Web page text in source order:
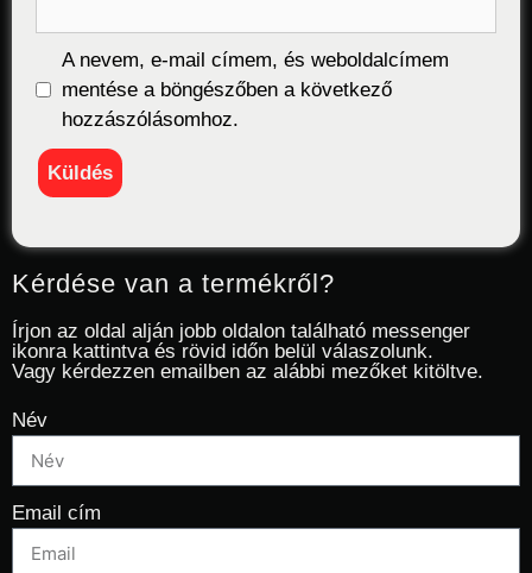
A nevem, e-mail címem, és weboldalcímem
mentése a böngészőben a következő
hozzászólásomhoz.
Kérdése van a termékről?
Írjon az oldal alján jobb oldalon található messenger
ikonra kattintva és rövid időn belül válaszolunk.
Vagy kérdezzen emailben az alábbi mezőket kitöltve.
Név
Email cím